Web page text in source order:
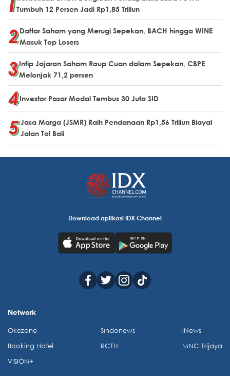
Tumbuh 12 Persen Jadi Rp1,85 Triliun
Daftar Saham yang Merugi Sepekan, BACH hingga WINE
Masuk Top Losers
Intip Jajaran Saham Raup Cuan dalam Sepekan, CBPE
Melonjak 71,2 persen
Investor Pasar Modal Tembus 30 Juta SID
Jasa Marga (JSMR) Raih Pendanaan Rp1,56 Triliun Biayai
Jalan Tol Bali
Download aplikasi IDX Channel
Network
Okezone
Booking Hotel
VISION+
Sindonews
RCTI+
iNews
MNC Trijaya